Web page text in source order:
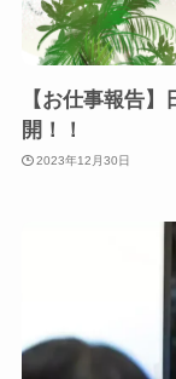
【お仕事報告
開！！
2023年12月30日